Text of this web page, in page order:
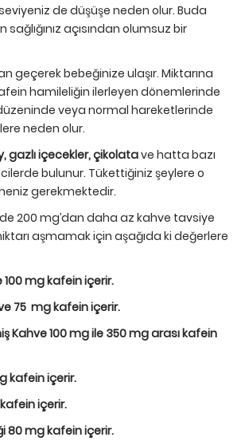
de düşüşe neden olur. Buda
açısından olumsuz bir
geçerek bebeğinize ulaşır. Miktarına
hamileliğin ilerleyen dönemlerinde
veya normal hareketlerinde
neden olur.
gazlı içecekler, çikolatave hatta bazı
bulunur. Tükettiğiniz şeylere o
gerekmektedir.
200 mg’dan daha az kahve tavsiye
aşmamak için aşağıda ki değerlere
100 mg kafein içerir.
75 mg kafein içerir.
Kahve 100 mg ile 350 mg arası kafein
kafein içerir.
içerir.
80 mg kafein içerir.